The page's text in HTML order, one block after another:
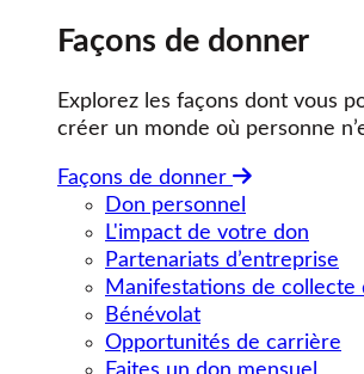
Façons de donner
Explorez les façons dont vous
créer un monde où personne
Façons de donner
Don personnel
L'impact de votre don
Partenariats d’entreprise
Manifestations de collecte
Bénévolat
Opportunités de carrière